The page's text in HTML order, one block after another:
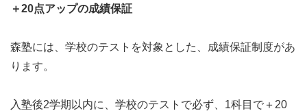
＋20点アップの成績保証
森塾には、学校のテストを対象とした、成績保証制度があ
ります。
入塾後2学期以内に、学校のテストで必ず、1科目で＋20